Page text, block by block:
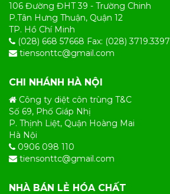
106 Đường ĐHT 39 - Trường Chinh
P.Tân Hưng Thuận, Quận 12
TP. Hồ Chí Minh
(028) 668 57668 Fax: (028) 3719.3397
tiensonttc@gmail.com
CHI NHÁNH HÀ NỘI
Công ty diệt côn trùng T&C
Số 69, Phố Giáp Nhị
P. Thịnh Liệt, Quận Hoàng Mai
Hà Nội
0906 098 110
tiensonttc@gmail.com
NHÀ BÁN LẺ HÓA CHẤT